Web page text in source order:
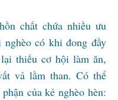
chất chứa nhiều ưu
có khi đong đầy
thiếu cơ hội làm ăn,
vả lầm than. Có thể
của kẻ nghèo hèn: